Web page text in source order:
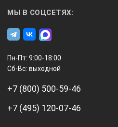
МЫ В СОЦСЕТЯХ:
Пн-Пт: 9:00-18:00
Сб-Вс: выходной
+7 (800) 500-59-46
+7 (495) 120-07-46